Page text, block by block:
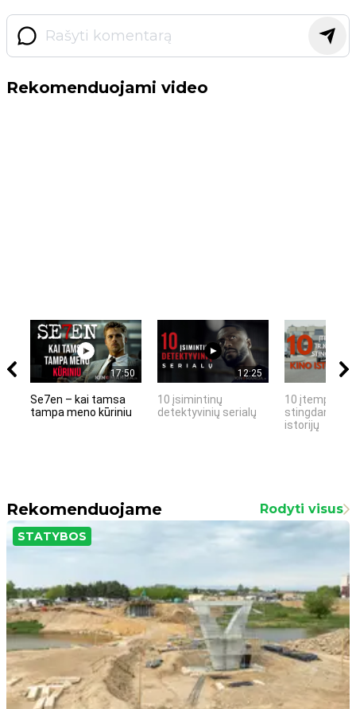
Rekomenduojami video
17:50
Se7en – kai tamsa
tampa meno kūriniu
12:25
10 įsimintinų
detektyvinių serialų
10 įtemptų,
stingdančių
istorijų
Rekomenduojame Rodyti visus
STATYBOS